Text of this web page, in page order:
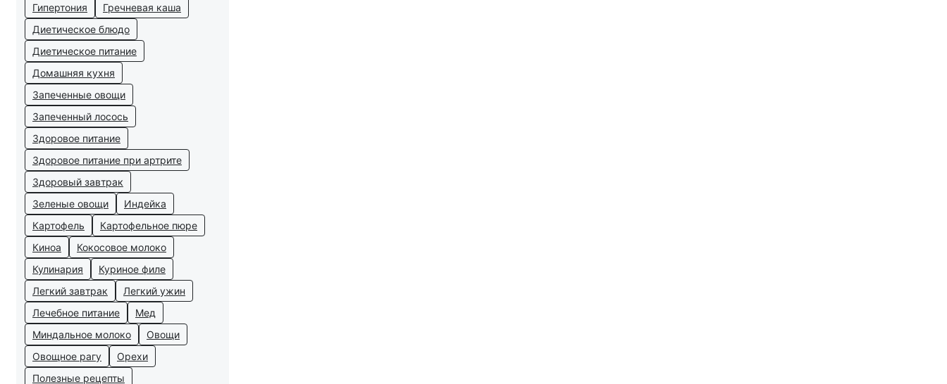
Гипертония
Гречневая каша
Диетическое блюдо
Диетическое питание
Домашняя кухня
Запеченные овощи
Запеченный лосось
Здоровое питание
Здоровое питание при артрите
Здоровый завтрак
Зеленые овощи
Индейка
Картофель
Картофельное пюре
Киноа
Кокосовое молоко
Кулинария
Куриное филе
Легкий завтрак
Легкий ужин
Лечебное питание
Мед
Миндальное молоко
Овощи
Овощное рагу
Орехи
Полезные рецепты